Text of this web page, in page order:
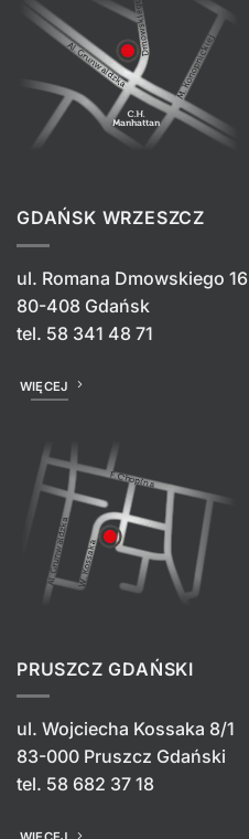
GDAŃSK WRZESZCZ
ul. Romana Dmowskiego 16
80-408 Gdańsk
tel. 58 341 48 71
WIĘCEJ
PRUSZCZ GDAŃSKI
ul. Wojciecha Kossaka 8/1
83-000 Pruszcz Gdański
tel. 58 682 37 18